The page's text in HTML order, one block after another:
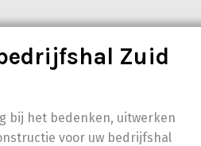
Zuid
bij het bedenken, uitwerken
voor uw bedrijfshal